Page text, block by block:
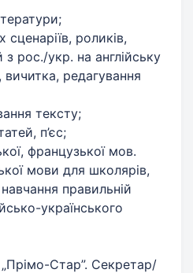
роликів,
з рос./укр. на англійську
вичитка, редагування
тексту;
п’єс;
французької мов.
мови для школярів,
правильній
українського
Стар”. Секретар/